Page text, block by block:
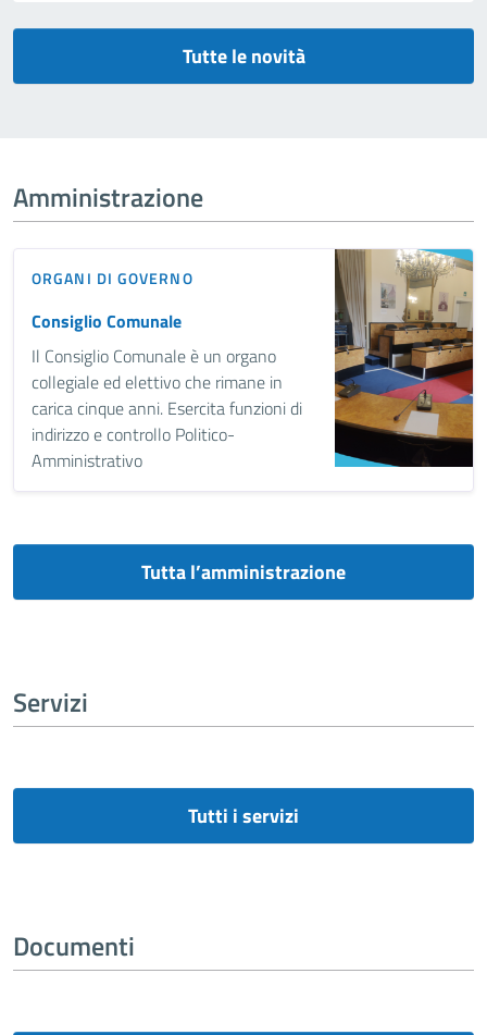
Tutte le novità
Amministrazione
ORGANI DI GOVERNO
Consiglio Comunale
Il Consiglio Comunale è un organo
collegiale ed elettivo che rimane in
carica cinque anni. Esercita funzioni di
indirizzo e controllo Politico-
Amministrativo
Tutta l’amministrazione
Servizi
Tutti i servizi
Documenti